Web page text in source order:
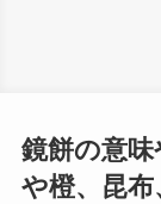
鏡餅の意
や橙、昆